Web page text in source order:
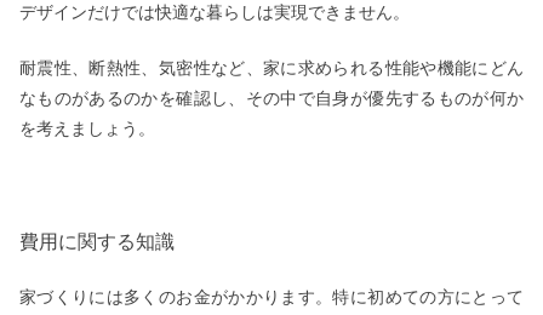
デザインだけでは快適な暮らしは実現できません。
耐震性、断熱性、気密性など、家に求められる性能や機能にどん
なものがあるのかを確認し、その中で自身が優先するものが何か
を考えましょう。
費用に関する知識
家づくりには多くのお金がかかります。特に初めての方にとって